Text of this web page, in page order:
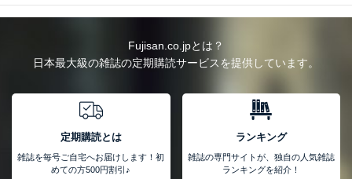
Fujisan.co.jpとは？
日本最大級の雑誌の定期購読サービスを提供しています。
定期購読とは
雑誌を毎号ご自宅へお届けします！初
めての方500円割引♪
ランキング
雑誌の専門サイトが、独自の人気雑誌
ランキングを紹介！